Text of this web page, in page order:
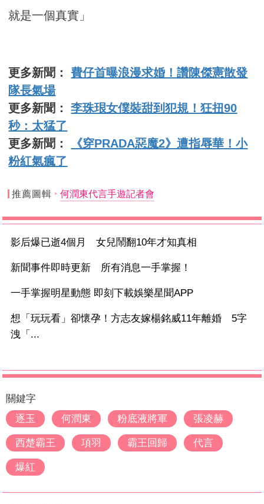
就是一個真實」
更多新聞：費仔首曝浪漫求婚！讚陳傑憲散發
隊長氣場
更多新聞：李珠珢女僕裝甜到犯規！狂扭90
秒：太猛了
更多新聞：
《穿PRADA惡魔2》遭指辱華！小
粉紅氣瘋了
推薦圖輯 何潤東代言手遊記者會
影后爆已逝4個月 女兒鬧翻10年才知真相
新聞事件即時更新 所有消息一手掌握！
一手掌握明星動態 即刻下載娛樂星聞APP
想「玩玩看」卻懷孕！方志友嫁楊銘威11年離婚 5字
洩「...
關鍵字
逐玉
何潤東 粉底液將軍 張凌赫
西楚霸王 項羽 霸王回歸 代言
爆紅